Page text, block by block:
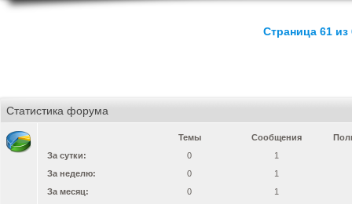
Страница 61 из
Статистика форума
Темы Сообщения
За сутки:
0
1
За неделю:
0
1
За месяц:
0
1